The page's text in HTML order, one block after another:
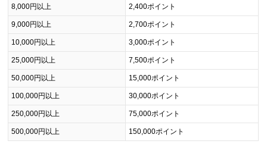
8,000円以上 2,400ポイント
9,000円以上 2,700ポイント
10,000円以上 3,000ポイント
25,000円以上 7,500ポイント
50,000円以上 15,000ポイント
100,000円以上 30,000ポイント
250,000円以上 75,000ポイント
500,000円以上 150,000ポイント